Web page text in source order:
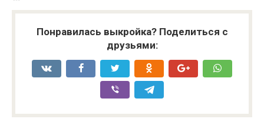
Понравилась выкройка? Поделиться с
друзьями: